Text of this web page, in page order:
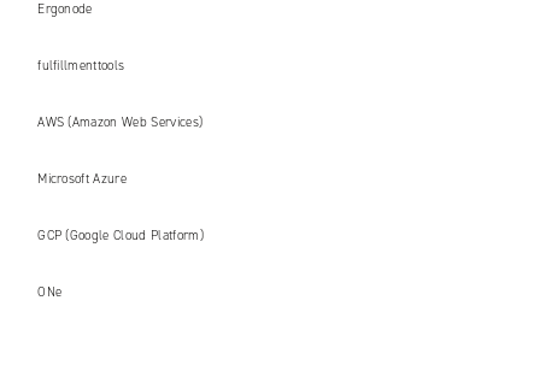
Ergonode
fulfillmenttools
AWS (Amazon Web Services)
Microsoft Azure
GCP (Google Cloud Platform)
ONe